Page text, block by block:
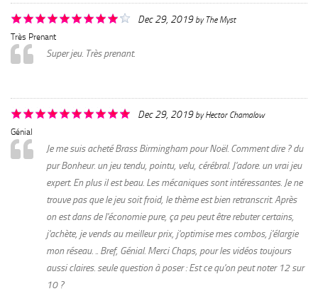
Dec 29, 2019by The Myst
Très Prenant
Super jeu. Très prenant.
Dec 29, 2019byHector Chamalow
Génial
Je me suis acheté Brass Birmingham pour Noël. Comment dire ? du
pur Bonheur. un jeu tendu, pointu, velu, cérébral. J'adore. un vrai jeu
expert. En plus il est beau. Les mécaniques sont intéressantes. Je ne
trouve pas que le jeu soit froid, le thème est bien retranscrit. Après
on est dans de l'économie pure, ça peu peut être rebuter certains,
j'achète, je vends au meilleur prix, j'optimise mes combos, j'élargie
mon réseau. .. Bref, Génial. Merci Chaps, pour les vidéos toujours
aussi claires. seule question à poser : Est ce qu'on peut noter 12 sur
10 ?